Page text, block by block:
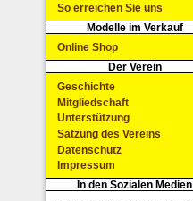
So erreichen Sie uns
Modelle im Verkauf
Online Shop
Der Verein
Geschichte
Mitgliedschaft
Unterstützung
Satzung des Vereins
Datenschutz
Impressum
In den Sozialen Medien